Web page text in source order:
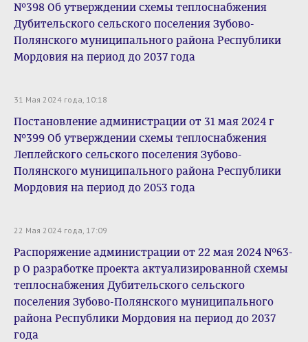
№398 Об утверждении схемы теплоснабжения
Дубительского сельского поселения Зубово-
Полянского муниципального района Республики
Мордовия на период до 2037 года
31 Мая 2024 года, 10:18
Постановление администрации от 31 мая 2024 г
№399 Об утверждении схемы теплоснабжения
Леплейского сельского поселения Зубово-
Полянского муниципального района Республики
Мордовия на период до 2053 года
22 Мая 2024 года, 17:09
Распоряжение администрации от 22 мая 2024 №63-
р О разработке проекта актуализированной схемы
теплоснабжения Дубительского сельского
поселения Зубово-Полянского муниципального
района Республики Мордовия на период до 2037
года